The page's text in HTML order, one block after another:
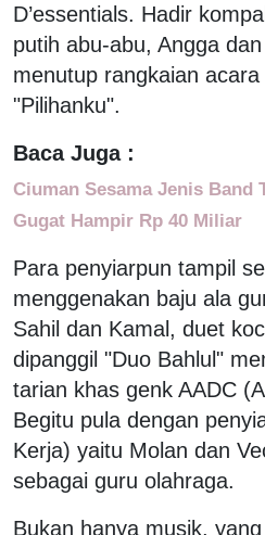
D’essentials. Hadir
putih abu-abu, Angga
menutup rangkaian
"Pilihanku".
Baca Juga :
Ciuman Sesama Jenis Band
Gugat Hampir Rp 40 Miliar
Para penyiarpun tampil
menggenakan baju ala
Sahil dan Kamal, duet
dipanggil "Duo Bahlul"
tarian khas genk AADC
Begitu pula dengan
Kerja) yaitu Molan dan
sebagai guru olahraga.
Bukan hanya musik,